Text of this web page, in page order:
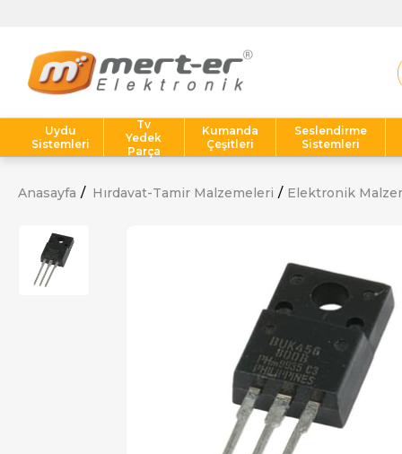
Uydu
Sistemleri
Tv
Yedek
Parça
Kumanda
Çeşitleri
Seslendirme
Sistemleri
Anasayfa Hırdavat-Tamir Malzemeleri Elektronik